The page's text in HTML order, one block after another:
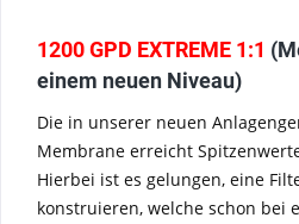
1200 GPD EXTREME 1:1
einem neuen Niveau)
Die in unserer neuen
Membrane erreicht
Hierbei ist es gelungen, eine
konstruieren, welche schon bei